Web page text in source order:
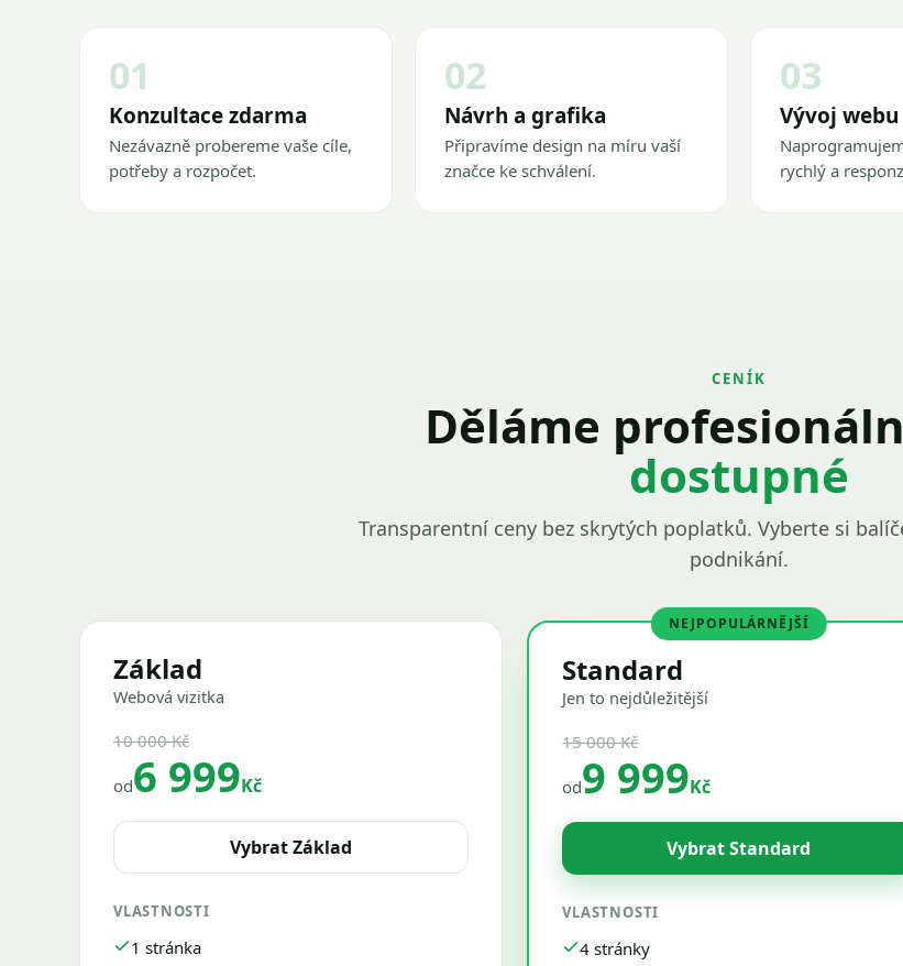
01
Konzultace zdarma
Nezávazně probereme vaše cíle,
potřeby a rozpočet.
02
Návrh a grafika
Připravíme design na míru vaší
značce ke schválení.
03
Vývoj webu
rychlý a
CENÍK
Děláme
dostupné
Transparentní ceny bez skrytých poplatků. Vyberte si
podnikání.
Základ
Webová vizitka
10 000 Kč
od6 999Kč
Vybrat Základ
VLASTNOSTI
1 stránka
NEJPOPULÁRNĚJŠÍ
Standard
Jen to nejdůležitější
15 000 Kč
od9 999Kč
Vybrat Standard
VLASTNOSTI
4 stránky